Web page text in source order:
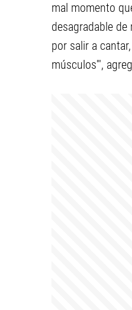
mal momento
desagradable
por salir a
músculos'",